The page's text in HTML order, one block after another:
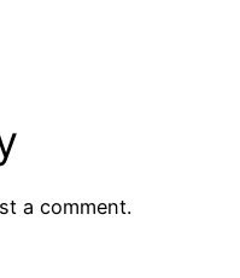
a comment.